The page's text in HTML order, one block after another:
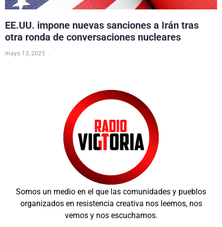
EE.UU. impone nuevas sanciones a Irán tras
otra ronda de conversaciones nucleares
mayo 13, 2025
Somos un medio en el que las comunidades y pueblos
organizados en resistencia creativa nos leemos, nos
vemos y nos escuchamos.